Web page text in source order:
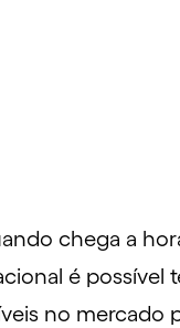
chega a
é possível
no mercado